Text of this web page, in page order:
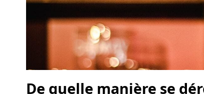
De quelle manière se